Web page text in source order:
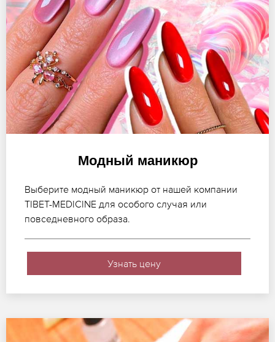
Модный маникюр
Выберите модный маникюр от нашей компании
TIBET-MEDICINE для особого случая или
повседневного образа.
Узнать цену